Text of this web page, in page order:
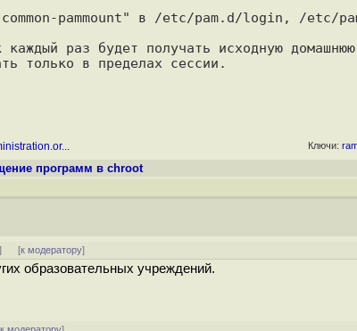
common-pammount" в /etc/pam.d/login, /etc/
раз будет получать исходную
Ключи:
программ в chroot
] [к модератору]
образовательных учреждений.